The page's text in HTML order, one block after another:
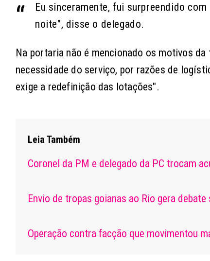
Eu sinceramente, fui surpreendido
noite", disse o delegado.
Na portaria não é mencionado os motivos
necessidade do serviço, por razões de
exige a redefinição das lotações".
Leia Também
Coronel da PM e delegado da PC trocam
Envio de tropas goianas ao Rio gera debate
Operação contra facção que movimentou